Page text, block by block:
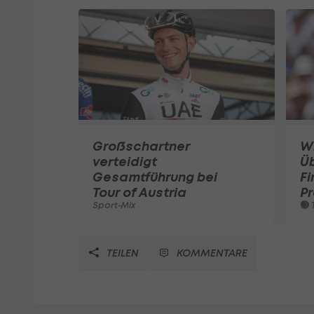
Großschartner
verteidigt
Gesamtführung bei
Tour of Austria
Sport-Mix
TEILEN KOMMENTARE